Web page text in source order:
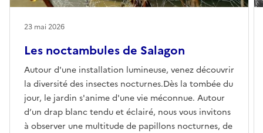
Les noctambules de Salagon
Autour d'une installation lumineuse, venez découvrir
la diversité des insectes nocturnes.Dès la tombée du
jour, le jardin s'anime d'une vie méconnue. Autour
d’un drap blanc tendu et éclairé, nous vous invitons
à observer une multitude de papillons nocturnes, de
23 mai 2026